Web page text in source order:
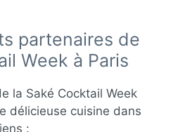
partenaires de
Week à Paris
la Saké Cocktail Week
délicieuse cuisine dans
: